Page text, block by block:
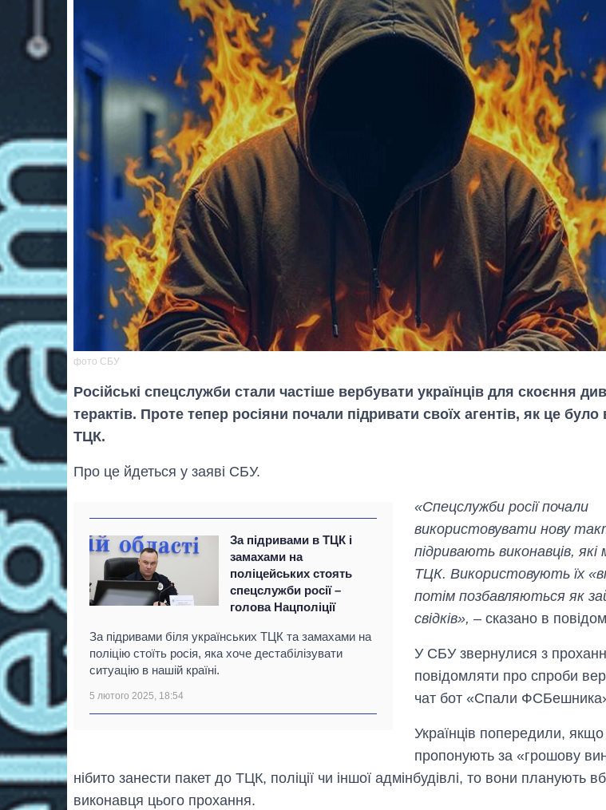
фото СБУ
Російські спецслужби стали частіше вербувати українців для скоєння
терактів. Проте тепер росіяни почали підривати своїх агентів, як це
ТЦК.
Про це йдеться у заяві СБУ.
За підривами в ТЦК і
замахами на
поліцейських стоять
спецслужби росії –
голова Нацполіції
За підривами біля українських ТЦК та замахами на
поліцію стоїть росія, яка хоче дестабілізувати
ситуацію в нашій країні.
5 лютого 2025, 18:54
«Спецслужби росії почали
використовувати нову
підривають виконавців, які
ТЦК. Використовують їх
потім позбавляються як
свідків», – сказано в
У СБУ звернулися з
повідомляти про спроби
чат бот «Спали
Українців попередили, якщо
пропонують за «грошову
нібито занести пакет до ТЦК, поліції чи іншої адмінбудівлі, то вони планують
виконавця цього прохання.
за